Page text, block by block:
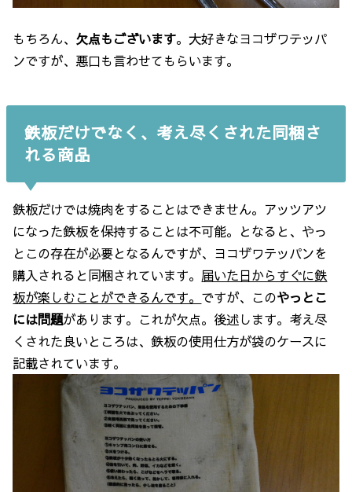
もちろん、 欠点もございます。大好きなヨコザワテッパ
ンですが、悪口も言わせてもらいます。
鉄板だけでなく、考え尽くされた同梱さ
れる商品
鉄板だけでは焼肉をすることはできません。アッツアツ
になった鉄板を保持することは不可能。となると、やっ
とこの存在が必要となるんですが、ヨコザワテッパンを
購入されると同梱されています。 届いた日からすぐに鉄
板が楽しむことができるんです。 ですが、このやっとこ
には問題があります。これが欠点。後述します。考え尽
くされた良いところは、鉄板の使用仕方が袋のケースに
記載されています。